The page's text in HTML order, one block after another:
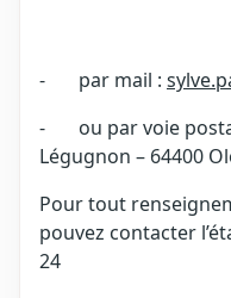
- par mail :
- ou par voie
Légugnon – 64400
Pour tout
pouvez contacter
24